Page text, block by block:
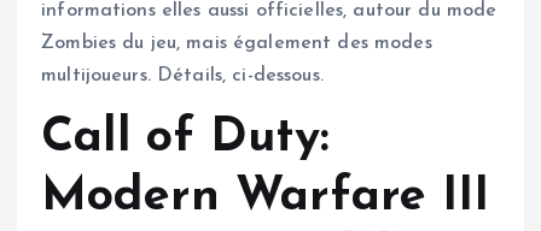
informations elles aussi officielles, autour du mode
Zombies du jeu, mais également des modes
multijoueurs. Détails, ci-dessous.
Call of Duty:
Modern Warfare III